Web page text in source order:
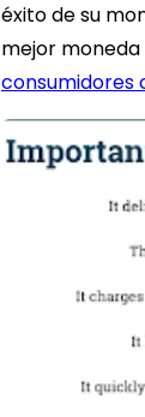
éxito de su
mejor moneda
consumidores